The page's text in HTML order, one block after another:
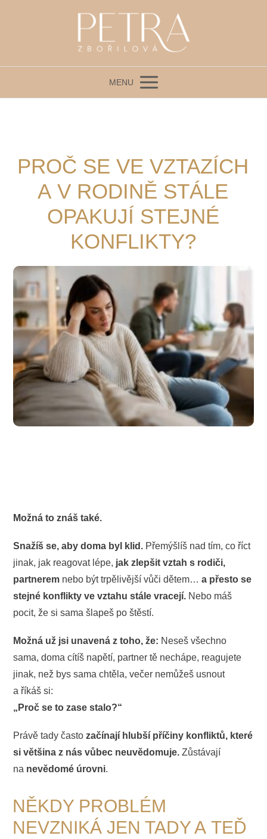
MENU
PROČ SE VE VZTAZÍCH
A V RODINĚ STÁLE
OPAKUJÍ STEJNÉ
KONFLIKTY?
Možná to znáš také.
Snažíš se, aby doma byl klid. Přemýšlíš nad tím, co říct
jinak, jak reagovat lépe, jak zlepšit vztah s rodiči,
partnerem nebo být trpělivější vůči dětem…a přesto se
stejné konflikty ve vztahu stále vracejí. Nebo máš
pocit, že si sama šlapeš po štěstí.
Možná už jsi unavená z toho, že: Neseš všechno
sama, doma cítíš napětí, partner tě nechápe, reagujete
jinak, než bys sama chtěla, večer nemůžeš usnout
a říkáš si:
„Proč se to zase stalo?“
Právě tady častozačínají hlubší příčiny konfliktů, které
si většina z nás vůbec neuvědomuje.Zůstávají
na nevědomé úrovni.
NĚKDY PROBLÉM
NEVZNIKÁ JEN TADY A TEĎ